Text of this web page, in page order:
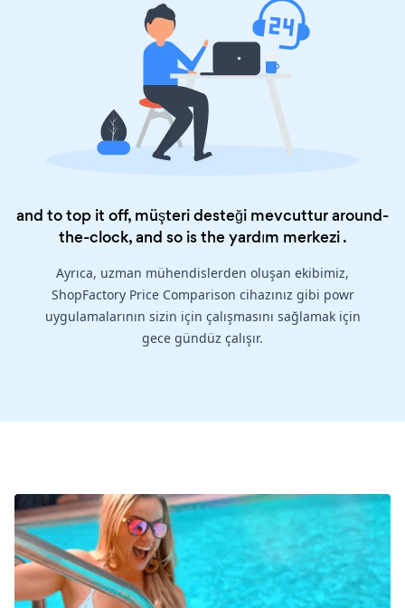
and to top it off, müşteri desteği mevcuttur around-
the-clock, and so is theyardım merkezi.
Ayrıca, uzman mühendislerden oluşan ekibimiz,
ShopFactory Price Comparison cihazınız gibi powr
uygulamalarının sizin için çalışmasını sağlamak için
gece gündüz çalışır.